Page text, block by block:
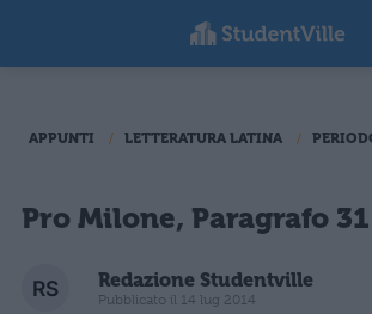
APPUNTI LETTERATURA LATINA
Pro Milone, Paragrafo 31
Redazione Studentville
Pubblicato il 14 lug 2014